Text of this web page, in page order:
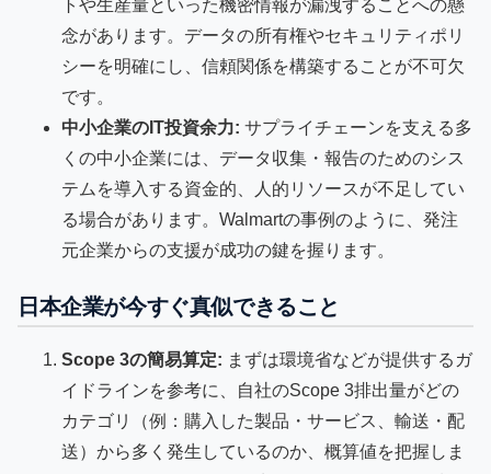
トや生産量といった機密情報が漏洩することへの懸
念があります。データの所有権やセキュリティポリ
シーを明確にし、信頼関係を構築することが不可欠
です。
中小企業のIT投資余力: サプライチェーンを支える多
くの中小企業には、データ収集・報告のためのシス
テムを導入する資金的、人的リソースが不足してい
る場合があります。Walmartの事例のように、発注
元企業からの支援が成功の鍵を握ります。
日本企業が今すぐ真似できること
Scope 3の簡易算定: まずは環境省などが提供するガ
イドラインを参考に、自社のScope 3排出量がどの
カテゴリ（例：購入した製品・サービス、輸送・配
送）から多く発生しているのか、概算値を把握しま